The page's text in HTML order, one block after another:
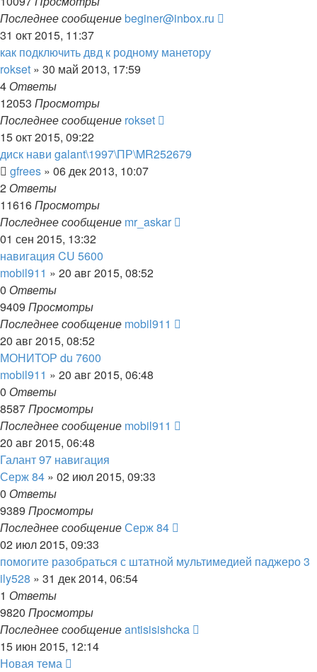
Последнее сообщениеbeginer@inbox.ru
31 окт 2015, 11:37
как подключить двд к родному манетору
rokset » 30 май 2013, 17:59
4 Ответы
12053 Просмотры
Последнее сообщение rokset
15 окт 2015, 09:22
диск нави galant\1997\ПР\MR252679
gfrees » 06 дек 2013, 10:07
2 Ответы
11616Просмотры
Последнее сообщение mr_askar
01 сен 2015, 13:32
навигация CU 5600
mobil911 » 20 авг 2015, 08:52
0 Ответы
9409 Просмотры
Последнее сообщение mobil911
20 авг 2015, 08:52
МОНИТОР du 7600
mobil911 » 20 авг 2015, 06:48
0 Ответы
8587Просмотры
Последнее сообщение mobil911
20 авг 2015, 06:48
Галант 97 навигация
Серж 84 » 02 июл 2015, 09:33
0 Ответы
9389 Просмотры
Последнее сообщениеСерж 84
02 июл 2015, 09:33
помогите разобраться с штатной мультимедией паджеро 3
ily528 » 31 дек 2014, 06:54
1 Ответы
9820 Просмотры
Последнее сообщениеantisisishcka
15 июн 2015, 12:14
Новая тема